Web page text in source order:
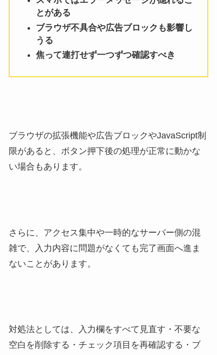
とがある
ブラウザ不具合や広告ブロックも影響し
うる
焦って連打せず一つずつ確認すべき
ブラウザの拡張機能や広告ブロックやJavaScript制
限があると、ボタン押下後の処理が正常に動かな
い場合もあります。
さらに、アクセス集中や一時的なサーバー側の混
雑で、入力内容に問題がなくても完了画面へ進ま
ないことがあります。
対処法としては、入力欄をすべて見直す・不要な
空白を削除する・チェック項目を再確認する・ブ